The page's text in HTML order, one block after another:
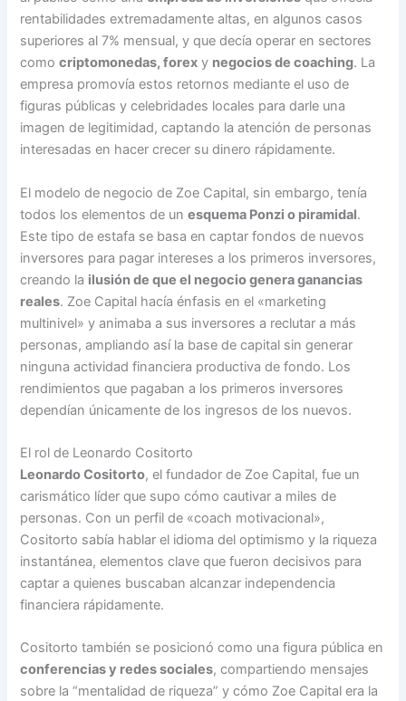
rentabilidades extremadamente altas, en algunos casos
superiores al 7% mensual, y que decía operar en sectores
comocriptomonedas, forex y negocios de coaching. La
empresa promovía estos retornos mediante el uso de
figuras públicas y celebridades locales para darle una
imagen de legitimidad, captando la atención de personas
interesadas en hacer crecer su dinero rápidamente.
El modelo de negocio de Zoe Capital, sin embargo, tenía
todos los elementos de unesquema Ponzi o piramidal.
Este tipo de estafa se basa en captar fondos de nuevos
inversores para pagar intereses a los primeros inversores,
creando la ilusión de que el negocio genera ganancias
reales. Zoe Capital hacía énfasis en el «marketing
multinivel» y animaba a sus inversores a reclutar a más
personas, ampliando así la base de capital sin generar
ninguna actividad financiera productiva de fondo. Los
rendimientos que pagaban a los primeros inversores
dependían únicamente de los ingresos de los nuevos.
El rol de Leonardo Cositorto
Leonardo Cositorto, el fundador de Zoe Capital, fue un
carismático líder que supo cómo cautivar a miles de
personas. Con un perfil de «coach motivacional»,
Cositorto sabía hablar el idioma del optimismo y la riqueza
instantánea, elementos clave que fueron decisivos para
captar a quienes buscaban alcanzar independencia
financiera rápidamente.
Cositorto también se posicionó como una figura pública en
conferencias y redes sociales, compartiendo mensajes
sobre la “mentalidad de riqueza” y cómo Zoe Capital era la